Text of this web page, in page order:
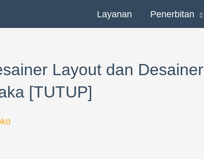
Layanan Penerbitan
Layout dan Desainer
[TUTUP]